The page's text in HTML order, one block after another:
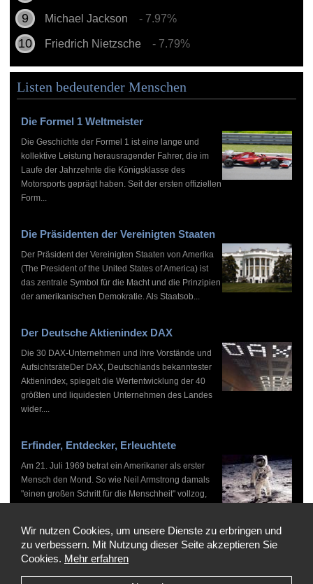
Michael Jackson - 7.97%
Friedrich Nietzsche - 7.79%
Listen bedeutender Menschen
Die Formel 1 Weltmeister
Die Geschichte der Formel 1 ist eine lange und
kollektive Leistung herausragender Fahrer, die im
Laufe der Jahrzehnte die Königsklasse des
Motorsports geprägt haben. Seit der ersten offiziellen
Form...
Die Präsidenten der Vereinigten Staaten
Der Präsident der Vereinigten Staaten von Amerika
(The President of the United States of America) ist
das zentrale Symbol für die Macht und die Prinzipien
der amerikanischen Demokratie. Als Staatsob...
Der Deutsche Aktienindex DAX
Die 30 DAX-Unternehmen und ihre Vorstände und
AufsichtsräteDer DAX, Deutschlands bekanntester
Aktienindex, spiegelt die Wertentwicklung der 40
größten und liquidesten Unternehmen des Landes
wider....
Erfinder, Entdecker, Erleuchtete
Am 21. Juli 1969 betrat ein Amerikaner als erster
Mensch den Mond. So wie Neil Armstrong damals
"einen großen Schritt für die Menschheit" vollzog,
Wir nutzen Cookies, um unsere Dienste zu erbringen und
zu verbessern. Mit Nutzung dieser Seite akzeptieren Sie
Cookies. Mehr erfahren